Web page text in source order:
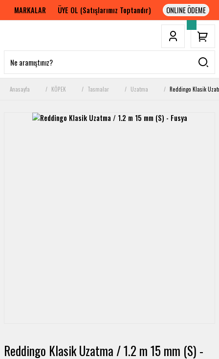
MARKALAR ÜYE OL (Satışlarımız Toptandır)
Anasayfa KÖPEK Tasmalar Uzatma Reddingo Klasik
Reddingo Klasik Uzatma / 1.2 m 15 mm (S) -